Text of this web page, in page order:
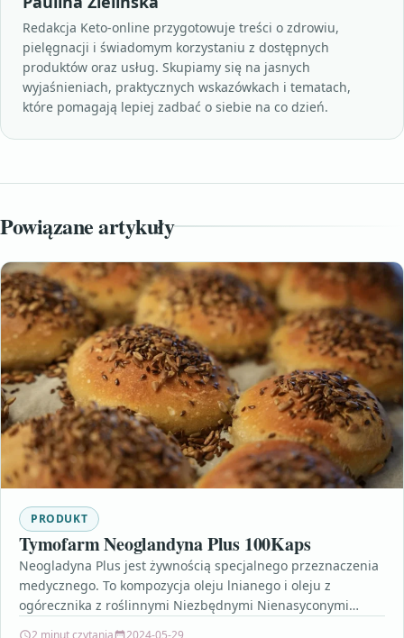
Redakcja Keto-online przygotowuje treści o zdrowiu,
pielęgnacji i świadomym korzystaniu z dostępnych
produktów oraz usług. Skupiamy się na jasnych
wyjaśnieniach, praktycznych wskazówkach i tematach,
które pomagają lepiej zadbać o siebie na co dzień.
Powiązane artykuły
PRODUKT
Tymofarm Neoglandyna Plus 100Kaps
Neogladyna Plus jest żywnością specjalnego przeznaczenia
medycznego. To kompozycja oleju lnianego i oleju z
ogórecznika z roślinnymi Niezbędnymi Nienasyconymi
2 minut czytania 2024-05-29